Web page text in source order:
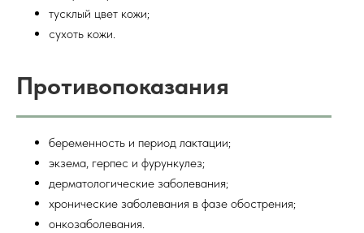
тусклый цвет кожи;
сухоть кожи.
Противопоказания
беременность и период лактации;
экзема, герпес и фурункулез;
дерматологические заболевания;
хронические заболевания в фазе обострения;
онкозаболевания.